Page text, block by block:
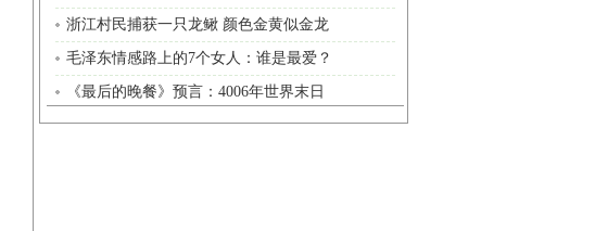
浙江村民捕获一只龙鳅 颜色金黄似金龙
毛泽东情感路上的7个女人：谁是最爱？
《最后的晚餐》预言：4006年世界末日